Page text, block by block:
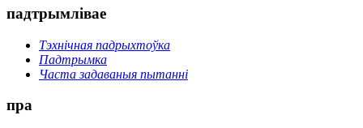
падтрымлівае
Тэхнічная падрыхтоўка
Падтрымка
Часта задаваныя пытанні
пра